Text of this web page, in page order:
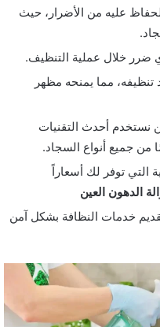
عليه من الأضرار، حيث
خلال عملية التنظيف.
مما يمنحه مظهر
نستخدم أحدث التقنيات
من جميع أنواع السجاد.
التي توفر لك أسعاراً
الدهون العين
خدمات النظافة بشكل آمن